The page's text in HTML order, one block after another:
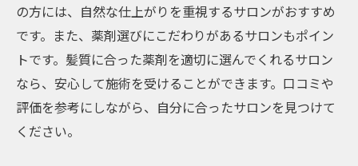
の方には、自然な仕上がりを重視するサロンがおすすめ
です。また、薬剤選びにこだわりがあるサロンもポイン
トです。髪質に合った薬剤を適切に選んでくれるサロン
なら、安心して施術を受けることができます。口コミや
評価を参考にしながら、自分に合ったサロンを見つけて
ください。